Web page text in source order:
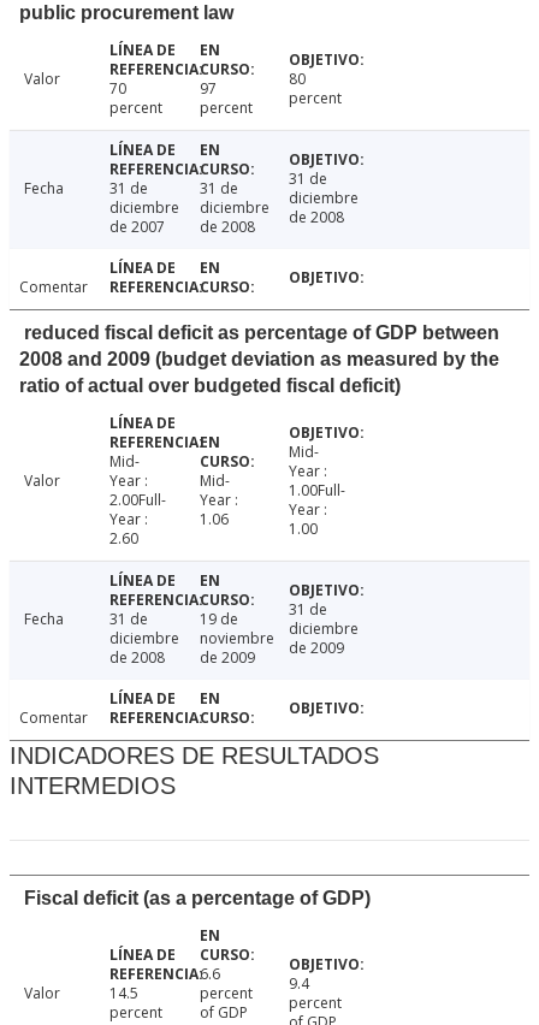
public procurement law
Valor
70
percent
97
percent
80
percent
Fecha
31 de
diciembre
de 2007
31 de
diciembre
de 2008
31 de
diciembre
de 2008
Comentar
reduced fiscal deficit as percentage of GDP between
2008 and 2009 (budget deviation as measured by the
ratio of actual over budgeted fiscal deficit)
Valor
Mid-
Year :
2.00Full-
Year :
2.60
Mid-
Year :
1.06
Mid-
Year :
1.00Full-
Year :
1.00
Fecha
31 de
diciembre
de 2008
19 de
noviembre
de 2009
31 de
diciembre
de 2009
Comentar
INDICADORES DE RESULTADOS
INTERMEDIOS
Fiscal deficit (as a percentage of GDP)
Valor
14.5
percent
6.6
percent
of GDP
9.4
percent